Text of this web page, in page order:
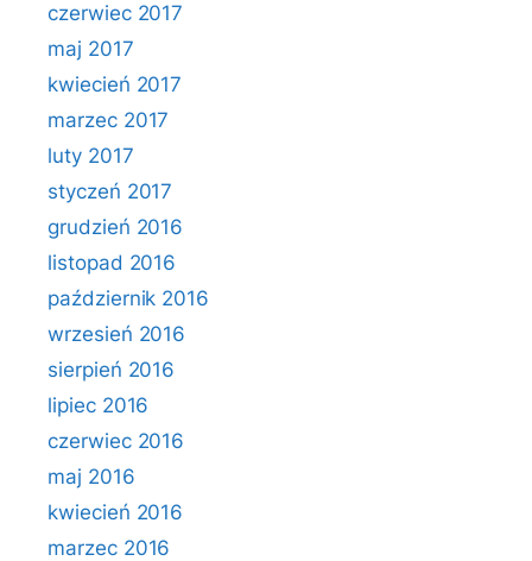
czerwiec 2017
maj 2017
kwiecień 2017
marzec 2017
luty 2017
styczeń 2017
grudzień 2016
listopad 2016
październik 2016
wrzesień 2016
sierpień 2016
lipiec 2016
czerwiec 2016
maj 2016
kwiecień 2016
marzec 2016